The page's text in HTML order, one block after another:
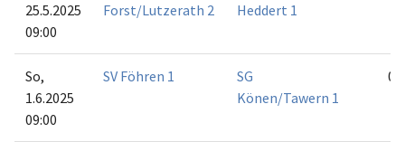
25.5.2025
09:00
Forst/Lutzerath 2
Heddert 1
So,
1.6.2025
09:00
SV Föhren 1
SG
Könen/Tawern 1
0:6